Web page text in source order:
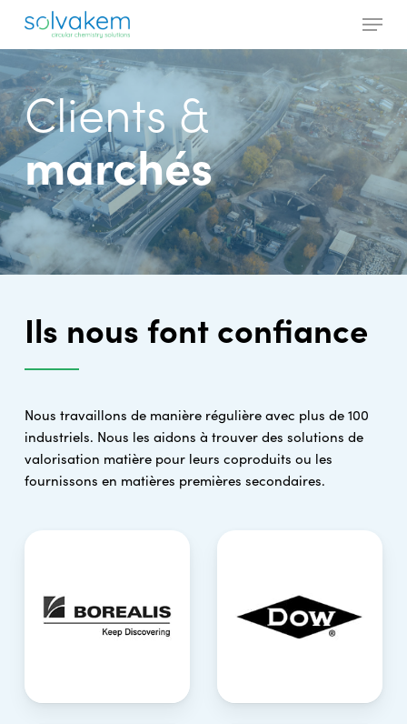
main
content
Menu
Clients &
marchés
Ils nous font confiance
Nous travaillons de manière régulière avec plus de 100
industriels. Nous les aidons à trouver des solutions de
valorisation matière pour leurs coproduits ou les
fournissons en matières premières secondaires.
Close
Menu